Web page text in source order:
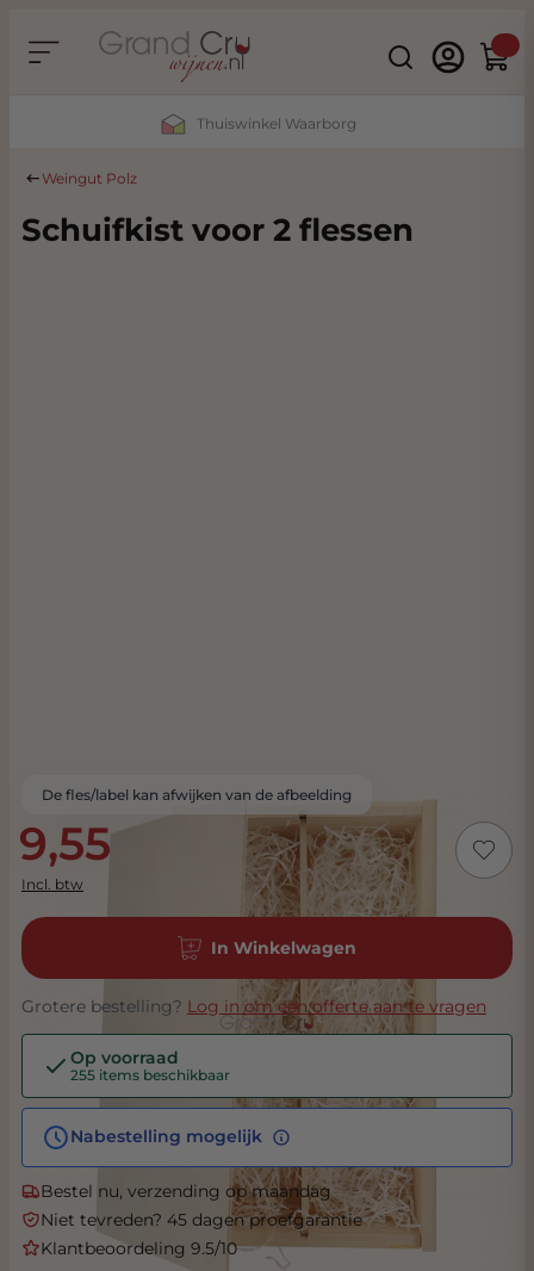
Search
Thuiswinkel Waarborg
Weingut Polz
Schuifkist voor 2 flessen
De fles/label kan afwijken van de afbeelding
9,55
Incl. btw
In Winkelwagen
Grotere bestelling? Log in om een offerte aan te vragen
Op voorraad
255 items beschikbaar
Nabestelling mogelijk
Bestel nu, verzending op maandag
Niet tevreden? 45 dagen proefgarantie
Klantbeoordeling 9.5/10